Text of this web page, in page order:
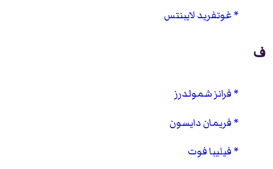
غوتفريد لايبنتس
ف
فرانز شمولدرز
فريمان دايسون
فيليبا فوت